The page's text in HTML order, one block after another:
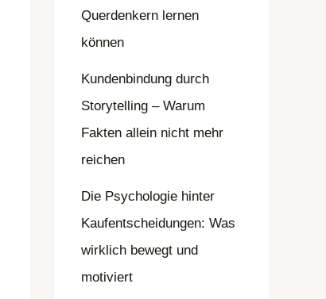
Querdenkern lernen
können
Kundenbindung durch
Storytelling – Warum
Fakten allein nicht mehr
reichen
Die Psychologie hinter
Kaufentscheidungen: Was
wirklich bewegt und
motiviert